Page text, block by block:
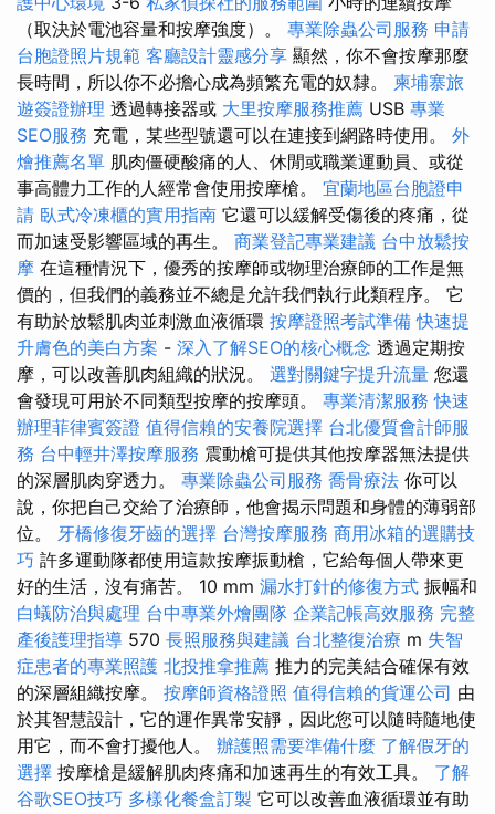
（取決於電池容量和按摩強度）。 專業除蟲公司服務 申請
台胞證照片規範 客廳設計靈感分享 顯然，你不會按摩那麼
長時間，所以你不必擔心成為頻繁充電的奴隸。 柬埔寨旅
遊簽證辦理 透過轉接器或 大里按摩服務推薦 USB 專業
SEO服務 充電，某些型號還可以在連接到網路時使用。 外
燴推薦名單 肌肉僵硬酸痛的人、休閒或職業運動員、或從
事高體力工作的人經常會使用按摩槍。 宜蘭地區台胞證申
請 臥式冷凍櫃的實用指南 它還可以緩解受傷後的疼痛，從
而加速受影響區域的再生。 商業登記專業建議 台中放鬆按
摩 在這種情況下，優秀的按摩師或物理治療師的工作是無
價的，但我們的義務並不總是允許我們執行此類程序。 它
有助於放鬆肌肉並刺激血液循環 按摩證照考試準備快速提
升膚色的美白方案 - 深入了解SEO的核心概念 透過定期按
摩，可以改善肌肉組織的狀況。 選對關鍵字提升流量 您還
會發現可用於不同類型按摩的按摩頭。 專業清潔服務 快速
辦理菲律賓簽證 值得信賴的安養院選擇 台北優質會計師服
務 台中輕井澤按摩服務 震動槍可提供其他按摩器無法提供
的深層肌肉穿透力。 專業除蟲公司服務 喬骨療法 你可以
說，你把自己交給了治療師，他會揭示問題和身體的薄弱部
位。 牙橋修復牙齒的選擇 台灣按摩服務 商用冰箱的選購技
巧 許多運動隊都使用這款按摩振動槍，它給每個人帶來更
好的生活，沒有痛苦。 10 mm 漏水打針的修復方式 振幅和
白蟻防治與處理 台中專業外燴團隊 企業記帳高效服務 完整
產後護理指導 570 長照服務與建議 台北整復治療 m 失智
症患者的專業照護 北投推拿推薦 推力的完美結合確保有效
的深層組織按摩。 按摩師資格證照 值得信賴的貨運公司 由
於其智慧設計，它的運作異常安靜，因此您可以隨時隨地使
用它，而不會打擾他人。 辦護照需要準備什麼 了解假牙的
選擇 按摩槍是緩解肌肉疼痛和加速再生的有效工具。 了解
谷歌SEO技巧 多樣化餐盒訂製 它可以改善血液循環並有助